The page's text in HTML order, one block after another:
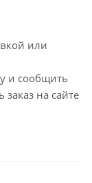
или
и сообщить
на сайте